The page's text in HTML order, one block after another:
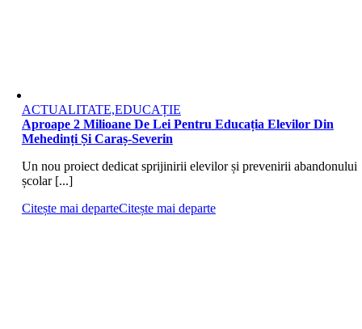
ACTUALITATE,EDUCAȚIE
Aproape 2 Milioane De Lei Pentru Educația Elevilor Din
Mehedinți Și Caraș-Severin
Un nou proiect dedicat sprijinirii elevilor și prevenirii abandonului
școlar [...]
Citește mai departeCitește mai departe